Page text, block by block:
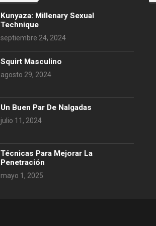
Kunyaza: Millenary Sexual
Technique
septiembre 24, 2024
Squirt Masculino
agosto 29, 2024
Un Buen Par De Nalgadas
julio 11, 2024
Técnicas Para Mejorar La
Penetración
mayo 1, 2025